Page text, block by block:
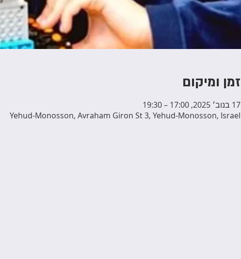
זמן ומיקום
17 בנוב׳ 2025, 17:00 – 19:30
Yehud-Monosson, Avraham Giron St 3, Yehud-Monosson, Israel